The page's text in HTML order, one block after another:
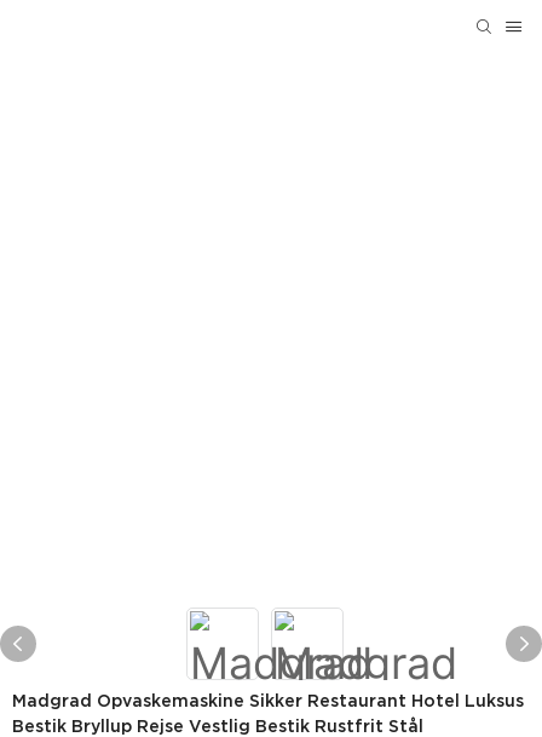
Madgrad Opvaskemaskine Sikker Restaurant Hotel Luksus
Bestik Bryllup Rejse Vestlig Bestik Rustfrit Stål